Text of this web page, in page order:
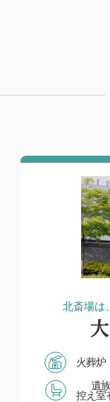
北斎場は
火葬炉
遺
控え室